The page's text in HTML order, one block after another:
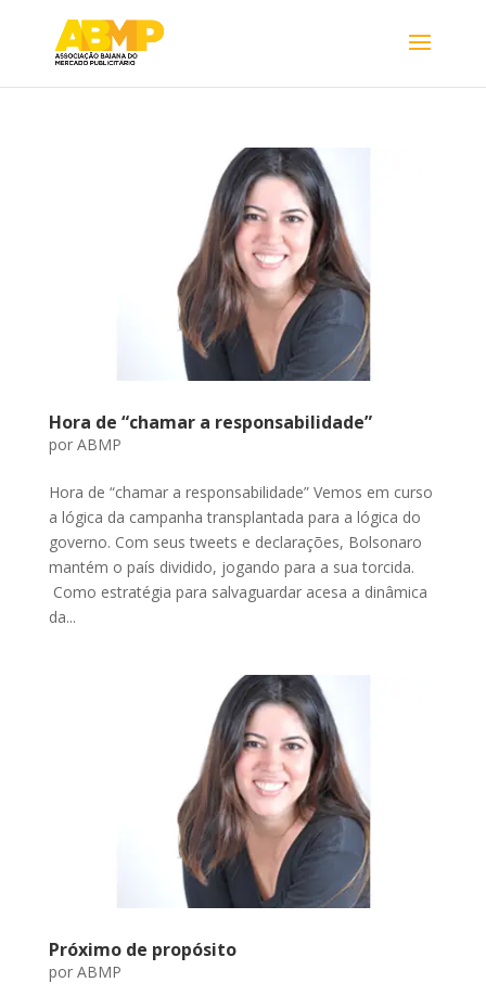
Hora de “chamar a responsabilidade”
por ABMP
Hora de “chamar a responsabilidade” Vemos em curso
a lógica da campanha transplantada para a lógica do
governo. Com seus tweets e declarações, Bolsonaro
mantém o país dividido, jogando para a sua torcida.
Como estratégia para salvaguardar acesa a dinâmica
da...
Próximo de propósito
por ABMP